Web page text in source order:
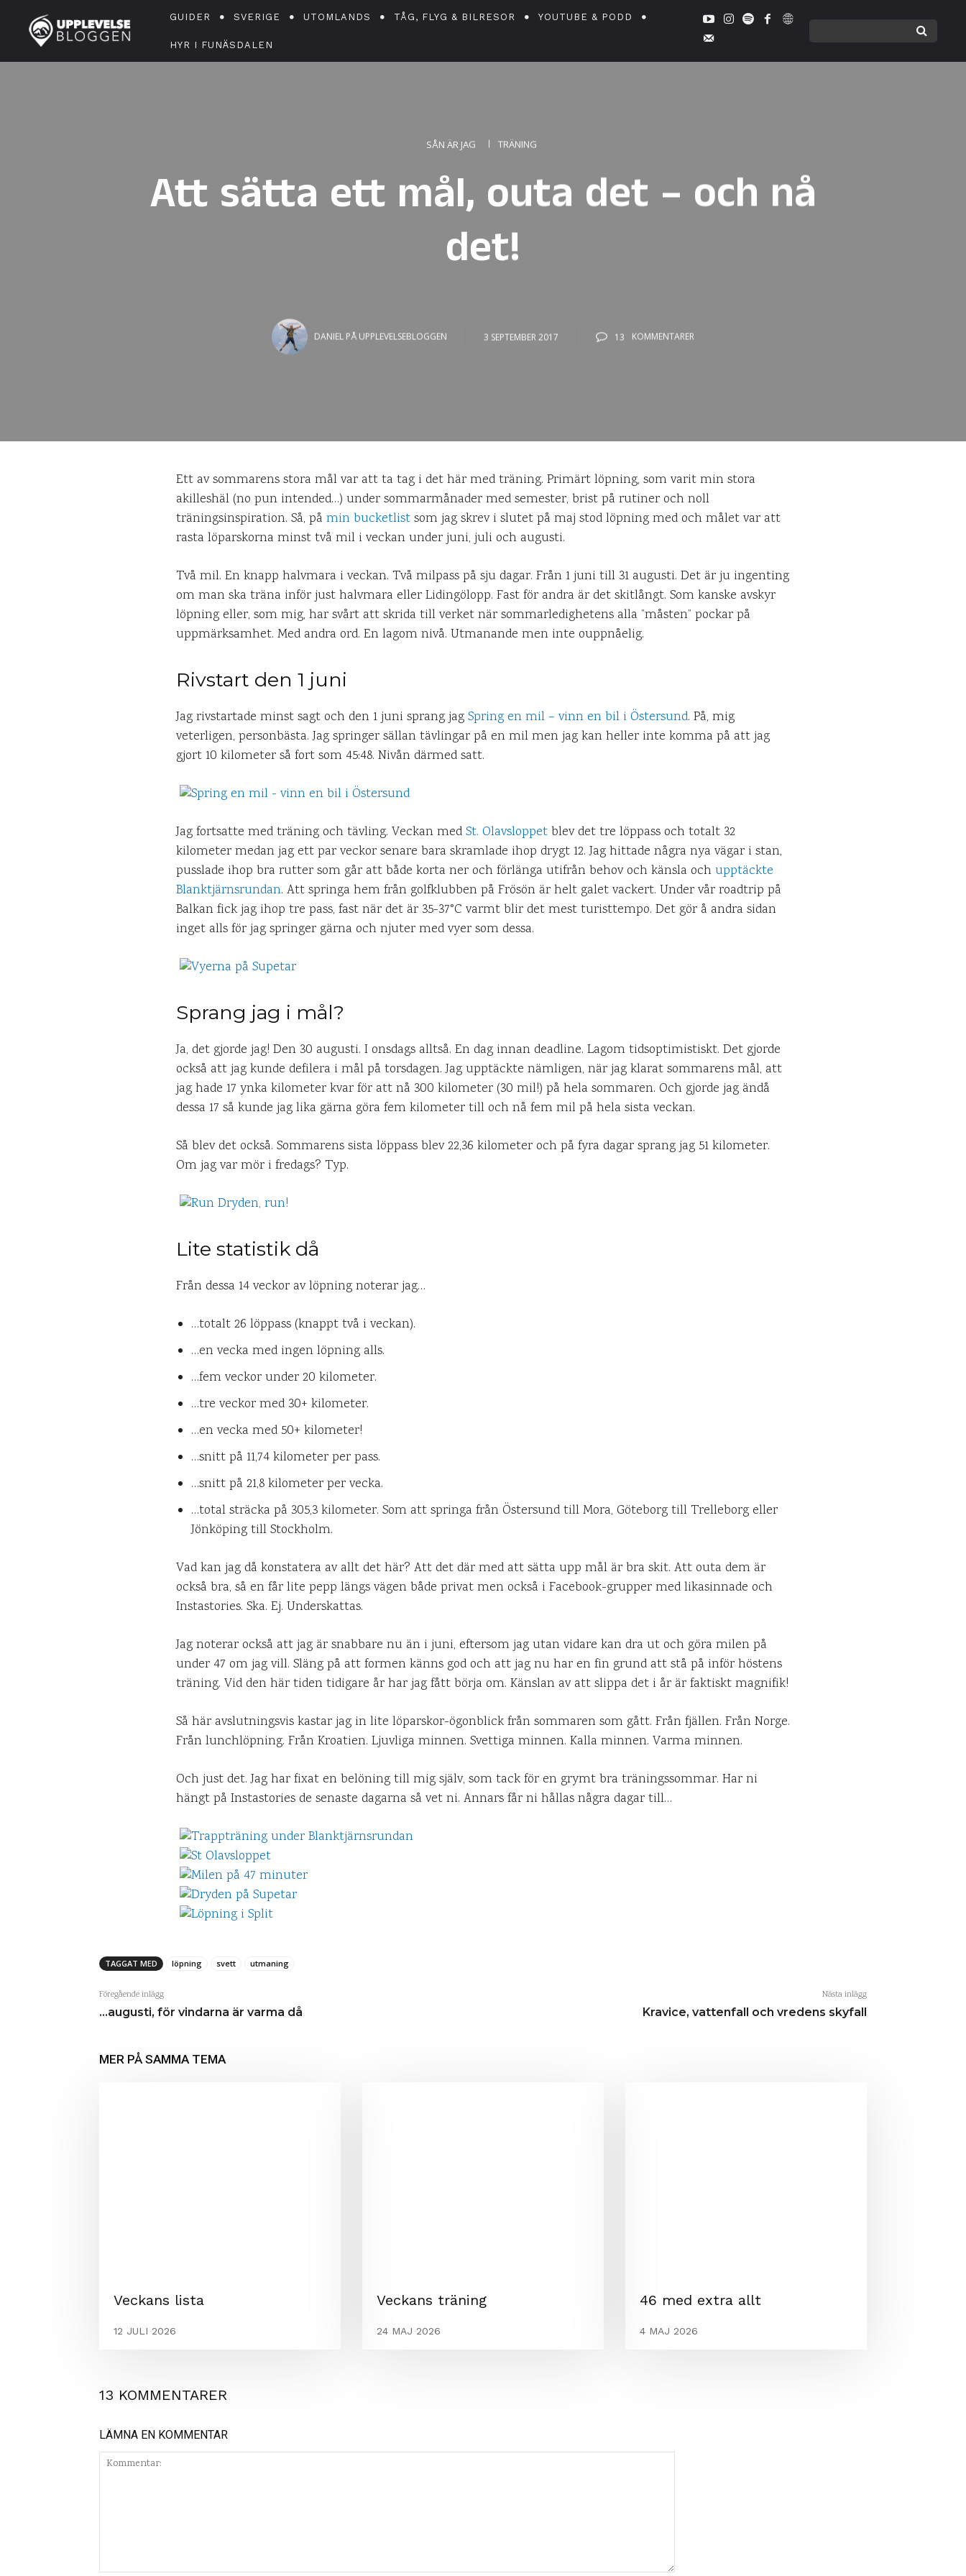
GUIDER SVERIGE UTOMLANDS TÅG, FLYG & BILRESOR YOUTUBE & PODD
HYR I FUNÄSDALEN
SÅN ÄR JAG TRÄNING
Att sätta ett mål, outa det – och nå
det!
DANIEL PÅ UPPLEVELSEBLOGGEN 3 SEPTEMBER 2017 13 KOMMENTARER
Ett av sommarens stora mål var att ta tag i det här med träning. Primärt löpning, som varit min stora
akilleshäl (no pun intended…) under sommarmånader med semester, brist på rutiner och noll
träningsinspiration. Så, på min bucketlistsom jag skrev i slutet på maj stod löpning med och målet var att
rasta löparskorna minst två mil i veckan under juni, juli och augusti.
Två mil. En knapp halvmara i veckan. Två milpass på sju dagar. Från 1 juni till 31 augusti. Det är ju ingenting
om man ska träna inför just halvmara eller Lidingölopp. Fast för andra är det skitlångt. Som kanske avskyr
löpning eller, som mig, har svårt att skrida till verket när sommarledighetens alla ”måsten” pockar på
uppmärksamhet. Med andra ord. En lagom nivå. Utmanande men inte ouppnåelig.
Rivstart den 1 juni
Jag rivstartade minst sagt och den 1 juni sprang jagSpring en mil – vinn en bil i Östersund. På, mig
veterligen, personbästa. Jag springer sällan tävlingar på en mil men jag kan heller inte komma på att jag
gjort 10 kilometer så fort som 45:48. Nivån därmed satt.
Jag fortsatte med träning och tävling. Veckan medSt. Olavsloppetblev det tre löppass och totalt 32
kilometer medan jag ett par veckor senare bara skramlade ihop drygt 12. Jag hittade några nya vägar i stan,
pusslade ihop bra rutter som går att både korta ner och förlänga utifrån behov och känsla ochupptäckte
Blanktjärnsrundan. Att springa hem från golfklubben på Frösön är helt galet vackert. Under vår roadtrip på
Balkan fick jag ihop tre pass, fast när det är 35-37°C varmt blir det mest turisttempo. Det gör å andra sidan
inget alls för jag springer gärna och njuter med vyer som dessa.
Sprang jag i mål?
Ja, det gjorde jag! Den 30 augusti. I onsdags alltså. En dag innan deadline. Lagom tidsoptimistiskt. Det gjorde
också att jag kunde defilera i mål på torsdagen. Jag upptäckte nämligen, när jag klarat sommarens mål, att
jag hade 17 ynka kilometer kvar för att nå 300 kilometer (30 mil!) på hela sommaren. Och gjorde jag ändå
dessa 17 så kunde jag lika gärna göra fem kilometer till och nå fem mil på hela sista veckan.
Så blev det också. Sommarens sista löppass blev 22,36 kilometer och på fyra dagar sprang jag 51 kilometer.
Om jag var mör i fredags? Typ.
Lite statistik då
Från dessa 14 veckor av löpning noterar jag…
…totalt 26 löppass (knappt två i veckan).
…en vecka med ingen löpning alls.
…fem veckor under 20 kilometer.
…tre veckor med 30+ kilometer.
…en vecka med 50+ kilometer!
…snitt på 11,74 kilometer per pass.
…snitt på 21,8 kilometer per vecka.
…total sträcka på 305,3 kilometer. Som att springa från Östersund till Mora, Göteborg till Trelleborg eller
Jönköping till Stockholm.
Vad kan jag då konstatera av allt det här? Att det där med att sätta upp mål är bra skit. Att outa dem är
också bra, så en får lite pepp längs vägen både privat men också i Facebook-grupper med likasinnade och
Instastories. Ska. Ej. Underskattas.
Jag noterar också att jag är snabbare nu än i juni, eftersom jag utan vidare kan dra ut och göra milen på
under 47 om jag vill. Släng på att formen känns god och att jag nu har en fin grund att stå på inför höstens
träning. Vid den här tiden tidigare år har jag fått börja om. Känslan av att slippa det i år är faktiskt magnifik!
Så här avslutningsvis kastar jag in lite löparskor-ögonblick från sommaren som gått. Från fjällen. Från Norge.
Från lunchlöpning. Från Kroatien. Ljuvliga minnen. Svettiga minnen. Kalla minnen. Varma minnen.
Och just det. Jag har fixat en belöning till mig själv, som tack för en grymt bra träningssommar. Har ni
hängt på Instastories de senaste dagarna så vet ni. Annars får ni hållas några dagar till…
TAGGAT MED löpning svett utmaning
Föregående inlägg
…augusti, för vindarna är varma då
Nästa inlägg
Kravice, vattenfall och vredens skyfall
MER PÅ SAMMA TEMA
Veckans lista
12 JULI 2026
Veckans träning
24 MAJ 2026
46 med extra allt
4 MAJ 2026
13 KOMMENTARER
LÄMNA EN KOMMENTAR